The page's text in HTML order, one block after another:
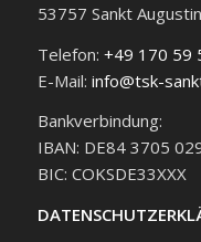
53757 Sankt Augustin
Telefon: +49 170 59
E-Mail: info@tsk-
Bankverbindung:
IBAN: DE84 3705
BIC: COKSDE33XXX